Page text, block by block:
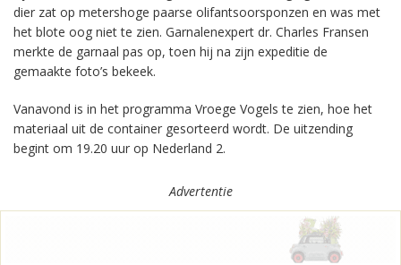
dier zat op metershoge paarse olifantsoorsponzen en was met
het blote oog niet te zien. Garnalenexpert dr. Charles Fransen
merkte de garnaal pas op, toen hij na zijn expeditie de
gemaakte foto’s bekeek.
Vanavond is in het programma Vroege Vogels te zien, hoe het
materiaal uit de container gesorteerd wordt. De uitzending
begint om 19.20 uur op Nederland 2.
Advertentie